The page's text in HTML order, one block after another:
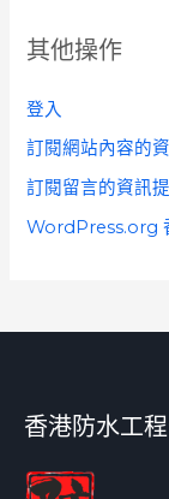
其他操作
登入
訂閱網站內容的
訂閱留言的資訊
WordPress.org
香港防水工程